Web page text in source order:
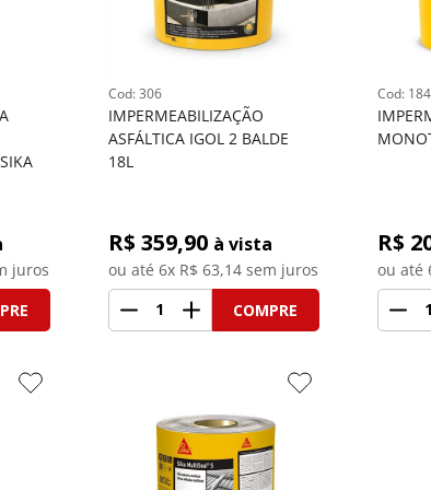
juros
: 306
IMPERMEABILIZAÇÃO
ASFÁLTICA IGOL 2 BALDE
18L
R$ 359,90 à vista
ou até 6x R$ 63,14 sem juros
1
COMPRE
:
R$
ou até